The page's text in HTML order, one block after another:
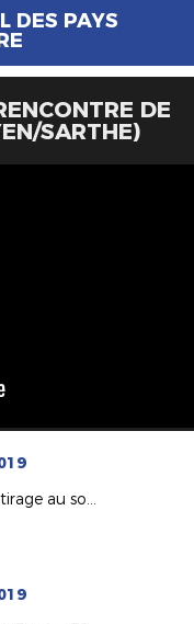
DES PAYS
DE
SARTHE)
Coupe de France : tirage au sort du 5e tour